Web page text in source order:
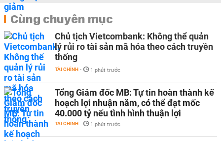
Cùng chuyên mục
Chủ tịch Vietcombank: Không thể quản
lý rủi ro tài sản mã hóa theo cách truyền
thống
TÀI CHÍNH - 1 phút trước
Tổng Giám đốc MB: Tự tin hoàn thành kế
hoạch lợi nhuận năm, có thể đạt mốc
40.000 tỷ nếu tình hình thuận lợi
TÀI CHÍNH - 1 phút trước